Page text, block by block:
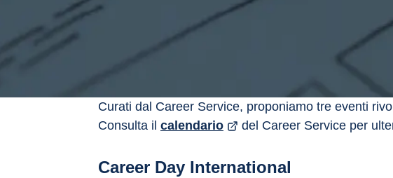
Curati dal Career Service, proponiamo tre eventi
Consulta il calendario del Career Service per
Career Day International